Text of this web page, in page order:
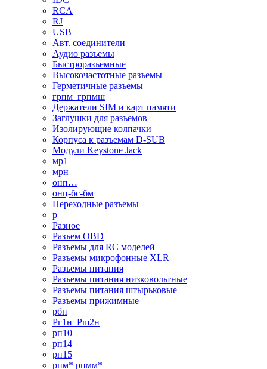
RCA
RJ
USB
Авт. соединители
Аудио разъемы
Быстроразъемные
Высокочастотные разъемы
Герметичные разъемы
грпм_грпмш
Держатели SIM и карт памяти
Заглушки для разъемов
Изолирующие колпачки
Корпуса к разъемам D-SUB
Модули Keystone Jack
мр1
мрн
онп…
онц-бс-бм
Переходные разъемы
р
Разное
Разъем OBD
Разъемы для RC моделей
Разъемы микрофонные XLR
Разъемы питания
Разъемы питания низковольтные
Разъемы питания штырьковые
Разъемы прижимные
рбн
Рг1н_Рш2н
рп10
рп14
рп15
рпм* рпмм*